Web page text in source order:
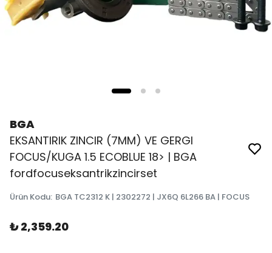
BGA
EKSANTIRIK ZINCIR (7MM) VE GERGI
FOCUS/KUGA 1.5 ECOBLUE 18> | BGA
fordfocuseksantrikzincirset
Ürün Kodu: BGA TC2312 K | 2302272 | JX6Q 6L266 BA | FOCUS
₺ 2,359.20